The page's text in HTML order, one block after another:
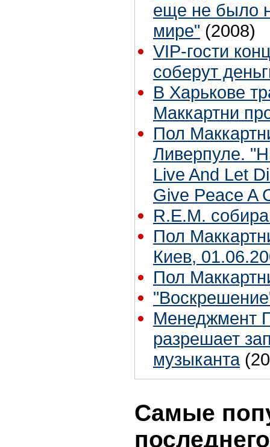
еще не было
мире" (2008)
VIP-гости
соберут
В Харькове
Маккартни
Пол
Ливерпуле.
Live And Let
Give Peace A
R.E.M.
Пол
Киев,
Пол
Менеджмент
разрешает
музыканта
Самые